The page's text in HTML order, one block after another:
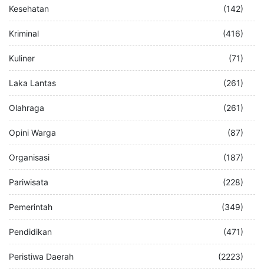
Kesehatan (142)
Kriminal (416)
Kuliner (71)
Laka Lantas (261)
Olahraga (261)
Opini Warga (87)
Organisasi (187)
Pariwisata (228)
Pemerintah (349)
Pendidikan (471)
Peristiwa Daerah (2223)